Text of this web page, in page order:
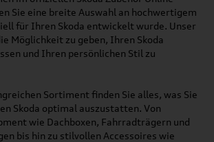
Sie eine breite Auswahl an hochwertigem
für Ihren Skoda entwickelt wurde. Unser
Möglichkeit zu geben, Ihren Skoda
und Ihren persönlichen Stil zu
Sortiment finden Sie alles, was Sie
Skoda optimal auszustatten. Von
wie Dachboxen, Fahrradträgern und
bis hin zu stilvollen Accessoires wie